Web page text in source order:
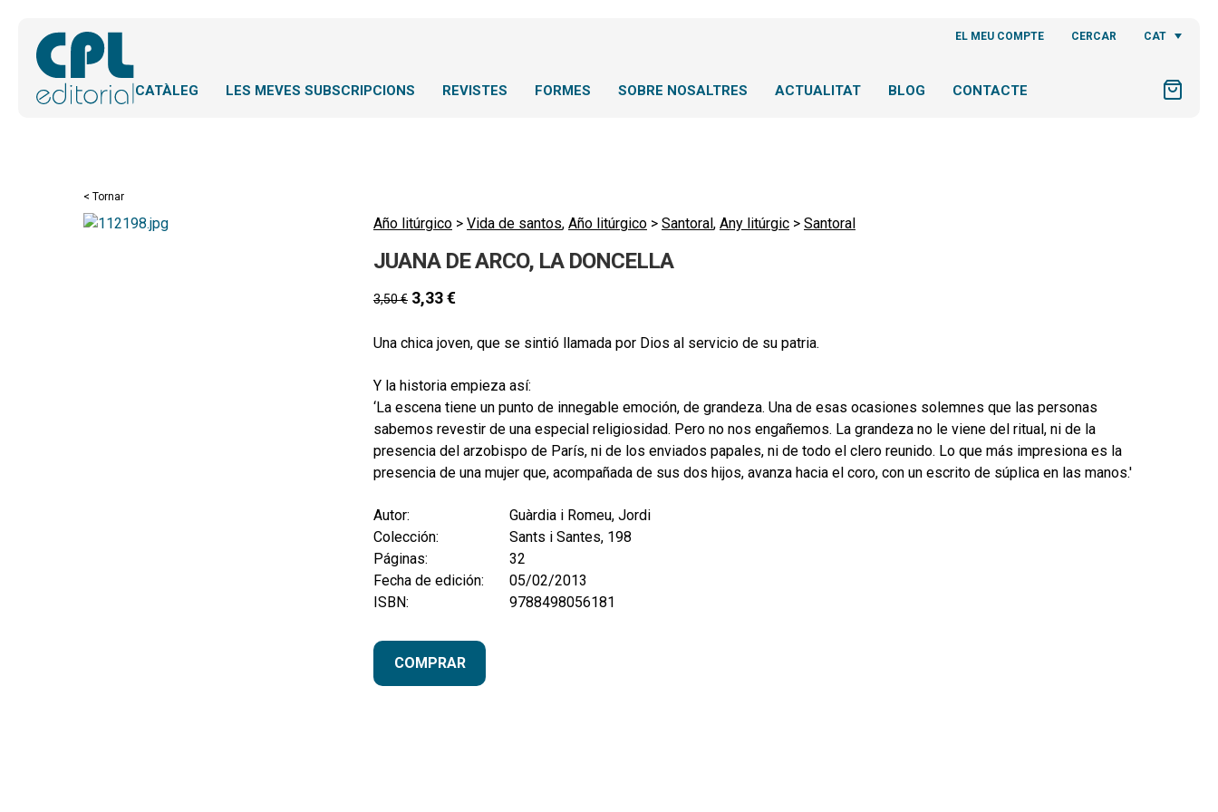
EL MEU COMPTE CERCAR CAT
CATÀLEG LES MEVES SUBSCRIPCIONS REVISTES FORMES SOBRE NOSALTRES ACTUALITAT BLOG CONTACTE
< Tornar
Año litúrgico > Vida de santos, Año litúrgico > Santoral, Any litúrgic > Santoral
JUANA DE ARCO, LA DONCELLA
3,50€ 3,33€
Una chica joven, que se sintió llamada por Dios al servicio de su patria.
Y la historia empieza así:
‘La escena tiene un punto de innegable emoción, de grandeza. Una de esas ocasiones solemnes que las personas
sabemos revestir de una especial religiosidad. Pero no nos engañemos. La grandeza no le viene del ritual, ni de la
presencia del arzobispo de París, ni de los enviados papales, ni de todo el clero reunido. Lo que más impresiona es la
presencia de una mujer que, acompañada de sus dos hijos, avanza hacia el coro, con un escrito de súplica en las manos.'
Autor:
Guàrdia i Romeu, Jordi
Colección:
Sants i Santes, 198
Páginas:
32
Fecha de edición:
05/02/2013
ISBN:
9788498056181
COMPRAR